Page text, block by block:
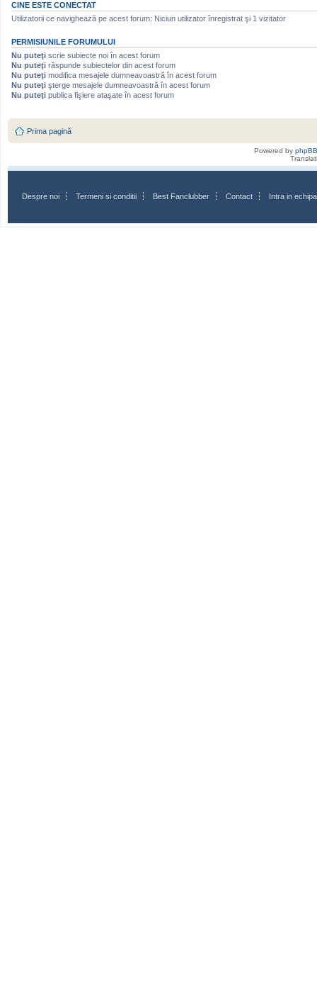
CINE ESTE CONECTAT
Utilizatorii ce navighează pe acest forum: Niciun utilizator înregistrat şi 1 vizitator
PERMISIUNILE FORUMULUI
Nu puteţi scrie subiecte noi în acest forum
Nu puteţi răspunde subiectelor din acest forum
Nu puteţi modifica mesajele dumneavoastră în acest forum
Nu puteţi şterge mesajele dumneavoastră în acest forum
Nu puteţi publica fişiere ataşate în acest forum
Prima pagină
Powered by phpBB
Despre noi Termeni si conditii Best Fanclubber Contact Intra in